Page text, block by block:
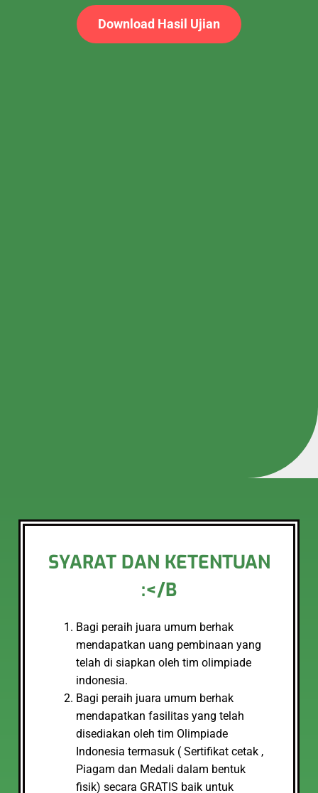
Download Hasil Ujian
SYARAT DAN KETENTUAN
:</B
Bagi peraih juara umum berhak
mendapatkan uang pembinaan yang
telah di siapkan oleh tim olimpiade
indonesia.
Bagi peraih juara umum berhak
mendapatkan fasilitas yang telah
disediakan oleh tim Olimpiade
Indonesia termasuk ( Sertifikat cetak ,
Piagam dan Medali dalam bentuk
fisik) secara GRATIS baik untuk